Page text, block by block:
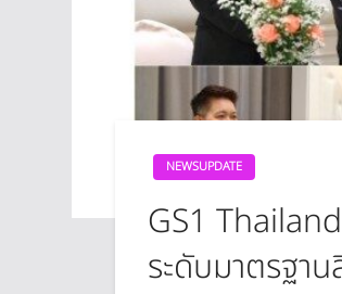
NEWSUPDATE
GS1
ระดับมาตรฐา